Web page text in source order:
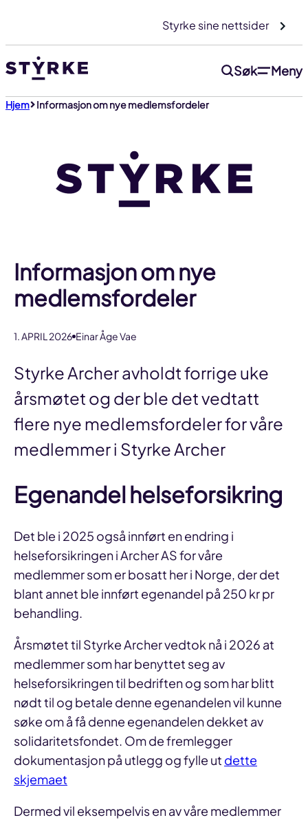
innhold
Styrke sine nettsider
Søk Meny
Hjem Informasjon om nye medlemsfordeler
Informasjon om nye
medlemsfordeler
1. APRIL 2026 Einar Åge Vae
Styrke Archer avholdt forrige uke
årsmøtet og der ble det vedtatt
flere nye medlemsfordeler for våre
medlemmer i Styrke Archer
Egenandel helseforsikring
Det ble i 2025 også innført en endring i
helseforsikringen i Archer AS for våre
medlemmer som er bosatt her i Norge, der det
blant annet ble innført egenandel på 250 kr pr
behandling.
Årsmøtet til Styrke Archer vedtok nå i 2026 at
medlemmer som har benyttet seg av
helseforsikringen til bedriften og som har blitt
nødt til og betale denne egenandelen vil kunne
søke om å få denne egenandelen dekket av
solidaritetsfondet. Om de fremlegger
dokumentasjon på utlegg og fylle ut dette
skjemaet
Dermed vil eksempelvis en av våre medlemmer